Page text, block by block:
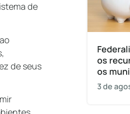
de
de seus
os
os
3 de